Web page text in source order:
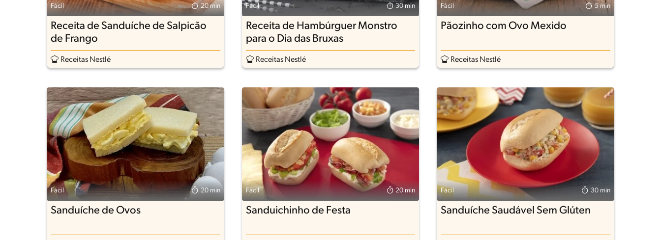
Fácil 20 min
Receita de Sanduíche de Salpicão
de Frango
Receitas Nestlé
Fácil 30 min
Receita de Hambúrguer Monstro
para o Dia das Bruxas
Receitas Nestlé
Fácil 5 min
Pãozinho com Ovo Mexido
Receitas Nestlé
Fácil 20 min
Sanduíche de Ovos
Fácil 20 min
Sanduichinho de Festa
Fácil 30 min
Sanduíche Saudável Sem Glúten